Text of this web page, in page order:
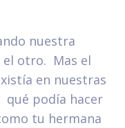
nuestra
el otro. Mas el
en nuestras
qué podía hacer
tu hermana